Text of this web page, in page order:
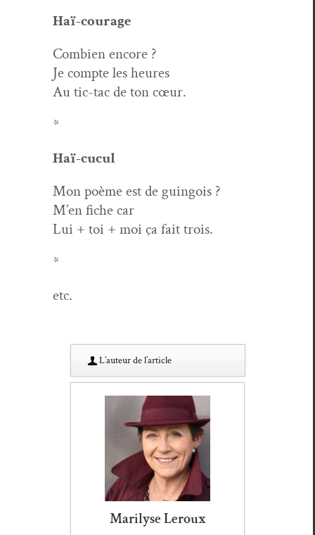
Haï-courage
Com­bi­en encore ?
Je compte les heures
Au tic-tac de ton cœur.
*
Haï-cucul
Mon poème est de guingois ?
M’en fiche car
Lui + toi + moi ça fait trois.
*
etc.
L’au­teur de l’article
Marilyse Leroux